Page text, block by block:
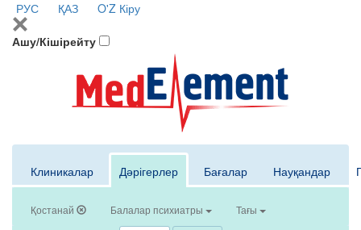
РУС ҚАЗ O'Z Кіру
Ашу/Кішірейту
Клиникалар Дәрігерлер Бағалар Науқандар
Қостанай Балалар психиатры Тағы